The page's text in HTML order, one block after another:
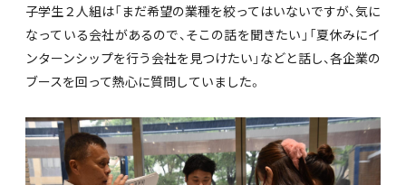
子学生２人組は「まだ希望の業種を絞ってはいないですが、気に
なっている会社があるので、そこの話を聞きたい」「夏休みにイ
ンターンシップを行う会社を見つけたい」などと話し、各企業の
ブースを回って熱心に質問していました。